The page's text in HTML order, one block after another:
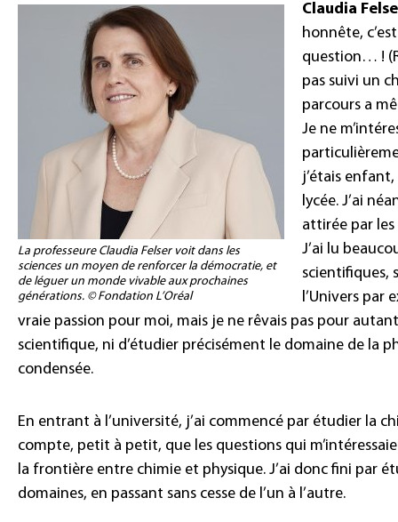
La professeure Claudia Felser voit dans les
sciences un moyen de renforcer la démocratie, et
de léguer un monde vivable aux prochaines
générations. © Fondation L’Oréal
Claudia
honnête,
question… !
pas suivi un
parcours a
Je ne
j’étais
lycée. J’ai
attirée par les
J’ai lu
scientifiques,
l’Univers par
vraie passion pour moi, mais je ne rêvais pas pour
scientifique, ni d’étudier précisément le domaine de la
condensée.
En entrant à l’université, j’ai commencé par étudier la
compte, petit à petit, que les questions qui
la frontière entre chimie et physique. J’ai donc fini par
domaines, en passant sans cesse de l’un à l’autre.